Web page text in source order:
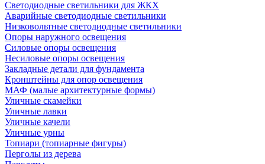
Светодиодные светильники для ЖКХ
Аварийные светодиодные светильники
Низковольтные светодиодные светильники
Опоры наружного освещения
Силовые опоры освещения
Несиловые опоры освещения
Закладные детали для фундамента
Кронштейны для опор освещения
МАФ (малые архитектурные формы)
Уличные скамейки
Уличные лавки
Уличные качели
Уличные урны
Топиари (топиарные фигуры)
Перголы из дерева